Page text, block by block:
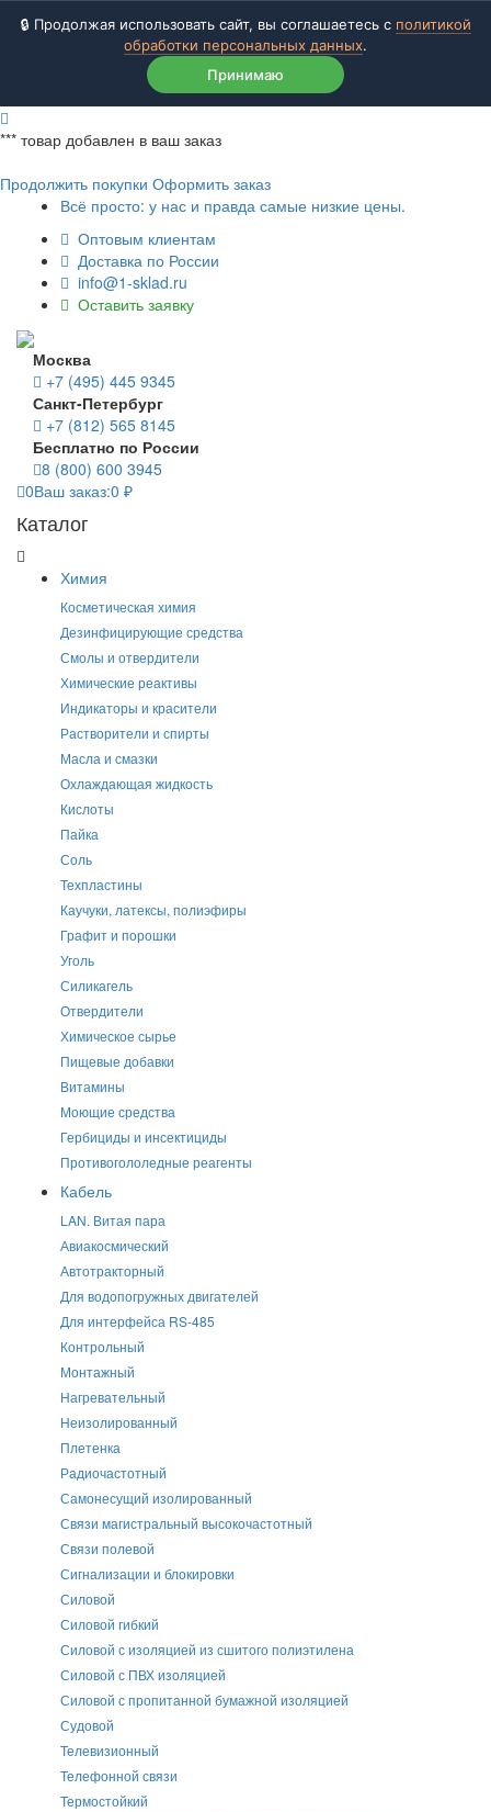
🔒 Продолжая использовать сайт, вы соглашаетесь с политикой
обработки персональных данных.
Принимаю
*** товар добавлен в ваш заказ
Продолжить покупки Оформить заказ
Всё просто: у нас и правда самые низкие цены.
Оптовым клиентам
Доставка по России
info@1-sklad.ru
Оставить заявку
Москва
+7 (495) 445 9345
Санкт-Петербург
+7 (812) 565 8145
Бесплатно по России
8 (800) 600 3945
0Ваш заказ:0 ₽
Каталог
Химия
Косметическая химия
Дезинфицирующие средства
Смолы и отвердители
Химические реактивы
Индикаторы и красители
Растворители и спирты
Масла и смазки
Охлаждающая жидкость
Кислоты
Пайка
Соль
Техпластины
Каучуки, латексы, полиэфиры
Графит и порошки
Уголь
Силикагель
Отвердители
Химическое сырье
Пищевые добавки
Витамины
Моющие средства
Гербициды и инсектициды
Противогололедные реагенты
Кабель
LAN. Витая пара
Авиакосмический
Автотракторный
Для водопогружных двигателей
Для интерфейса RS-485
Контрольный
Монтажный
Нагревательный
Неизолированный
Плетенка
Радиочастотный
Самонесущий изолированный
Связи магистральный высокочастотный
Связи полевой
Сигнализации и блокировки
Силовой
Силовой гибкий
Силовой с изоляцией из сшитого полиэтилена
Силовой с ПВХ изоляцией
Силовой с пропитанной бумажной изоляцией
Судовой
Телевизионный
Телефонной связи
Термостойкий